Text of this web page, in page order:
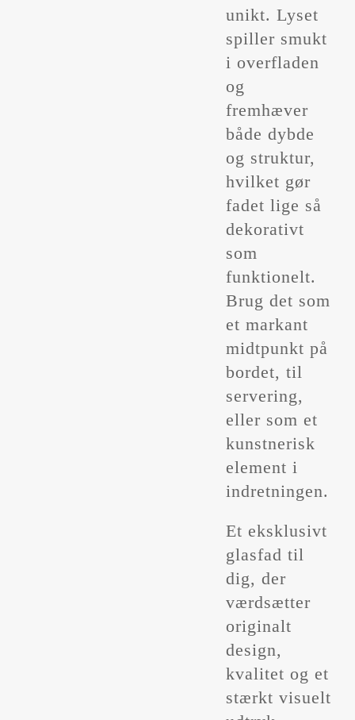
unikt. Lyset
spiller smukt
i overfladen
og
fremhæver
både dybde
og struktur,
hvilket gør
fadet lige så
dekorativt
som
funktionelt.
Brug det som
et markant
midtpunkt på
bordet, til
servering,
eller som et
kunstnerisk
element i
indretningen.
Et eksklusivt
glasfad til
dig, der
værdsætter
originalt
design,
kvalitet og et
stærkt visuelt